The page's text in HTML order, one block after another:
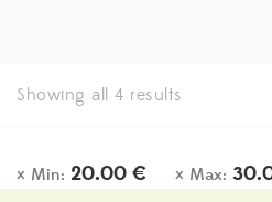
Showing all 4 results
Min: 20.00 € Max: